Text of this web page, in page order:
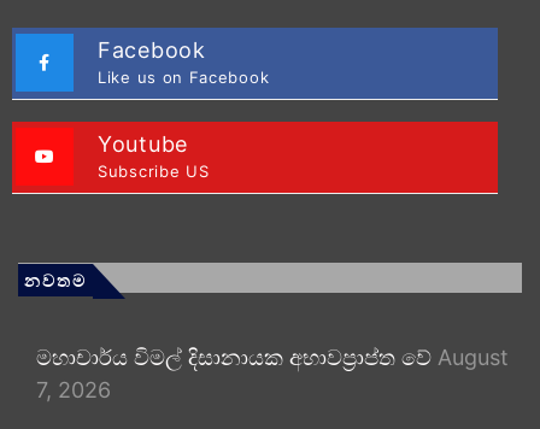
Facebook
Like us on Facebook
Youtube
Subscribe US
නවතම
මහාචාර්ය විමල් දිසානායක අභාවප්‍රාප්ත වේ August
7, 2026